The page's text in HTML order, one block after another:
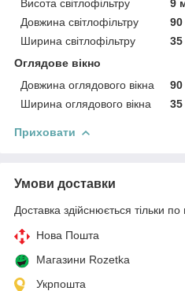
Висота світлофільтру
9
Довжина світлофільтру
Ширина світлофільтру
Оглядове вікно
Довжина оглядового вікна
Ширина оглядового вікна
Приховати
Умови доставки
Доставка здійснюється тільки по
Нова Пошта
Магазини Rozetka
Укрпошта